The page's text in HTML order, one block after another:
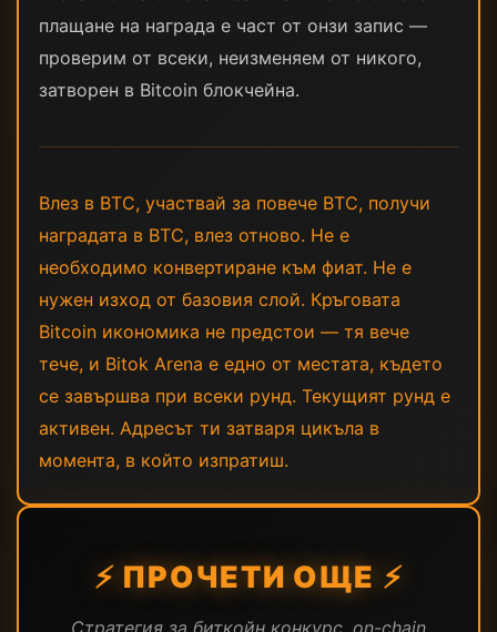
плащане на награда е част от онзи запис —
проверим от всеки, неизменяем от никого,
затворен в Bitcoin блокчейна.
Влез в BTC, участвай за повече BTC, получи
наградата в BTC, влез отново. Не е
необходимо конвертиране към фиат. Не е
нужен изход от базовия слой. Кръговата
Bitcoin икономика не предстои — тя вече
тече, и Bitok Arena е едно от местата, където
се завършва при всеки рунд. Текущият рунд е
активен. Адресът ти затваря цикъла в
момента, в който изпратиш.
⚡ ПРОЧЕТИ ОЩЕ ⚡
Стратегия за биткойн конкурс, on-chain